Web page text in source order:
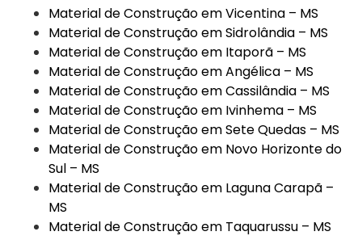
Material de Construção em Vicentina – MS
Material de Construção em Sidrolândia – MS
Material de Construção em Itaporã – MS
Material de Construção em Angélica – MS
Material de Construção em Cassilândia – MS
Material de Construção em Ivinhema – MS
Material de Construção em Sete Quedas – MS
Material de Construção em Novo Horizonte do
Sul – MS
Material de Construção em Laguna Carapã –
MS
Material de Construção em Taquarussu – MS